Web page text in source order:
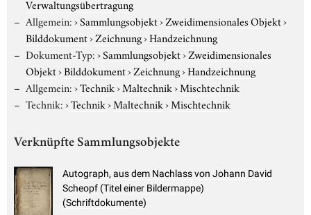
Verwaltungsübertragung
Allgemein:›Sammlungsobjekt›Zweidimensionales Objekt›
Bilddokument›Zeichnung›Handzeichnung
Dokument-Typ:›Sammlungsobjekt›Zweidimensionales
Objekt›Bilddokument›Zeichnung›Handzeichnung
Allgemein:›Technik›Maltechnik›Mischtechnik
Technik:›Technik›Maltechnik›Mischtechnik
Verknüpfte Sammlungsobjekte
Autograph, aus dem Nachlass von Johann David
Scheopf (Titel einer Bildermappe)
(Schriftdokumente)